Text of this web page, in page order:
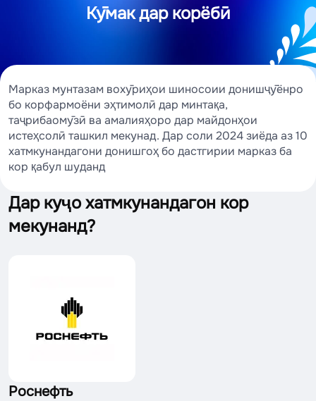
Кӯмак дар корёбӣ
Марказ мунтазам вохӯриҳои шиносоии донишҷӯёнро
бо корфармоёни эҳтимолӣ дар минтақа,
таҷрибаомӯзӣ ва амалияҳоро дар майдонҳои
истеҳсолӣ ташкил мекунад. Дар соли 2024 зиёда аз 10
хатмкунандагони донишгоҳ бо дастгирии марказ ба
кор қабул шуданд
Дар куҷо хатмкунандагон кор
мекунанд?
Роснефть